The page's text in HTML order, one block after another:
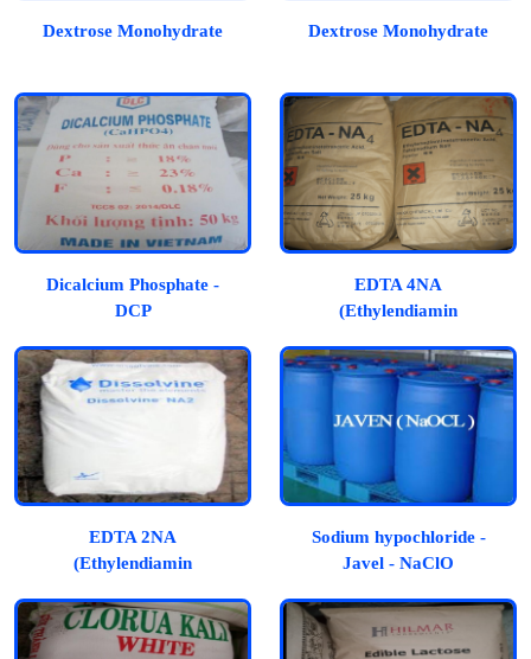
Dextrose Monohydrate Dextrose Monohydrate
Dicalcium Phosphate -
DCP
EDTA 4NA
(Ethylendiamin
EDTA 2NA
(Ethylendiamin
Sodium hypochloride -
Javel - NaClO